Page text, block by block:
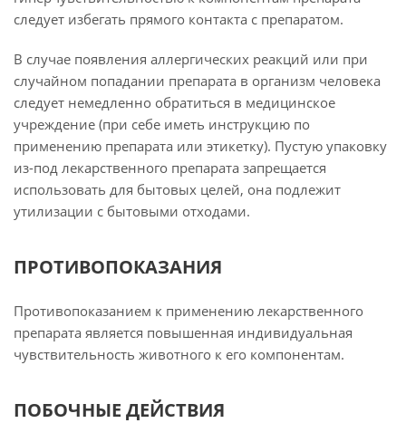
следует избегать прямого контакта с препаратом.
В случае появления аллергических реакций или при
случайном попадании препарата в организм человека
следует немедленно обратиться в медицинское
учреждение (при себе иметь инструкцию по
применению препарата или этикетку). Пустую упаковку
из-под лекарственного препарата запрещается
использовать для бытовых целей, она подлежит
утилизации с бытовыми отходами.
ПРОТИВОПОКАЗАНИЯ
Противопоказанием к применению лекарственного
препарата является повышенная индивидуальная
чувствительность животного к его компонентам.
ПОБОЧНЫЕ ДЕЙСТВИЯ